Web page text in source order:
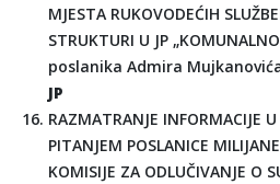
MJESTA RUKOVODEĆIH
STRUKTURI U JP
poslanika Admira
JP
RAZMATRANJE INFORMACIJE
PITANJEM POSLANICE
KOMISIJE ZA ODLUČIVANJE O